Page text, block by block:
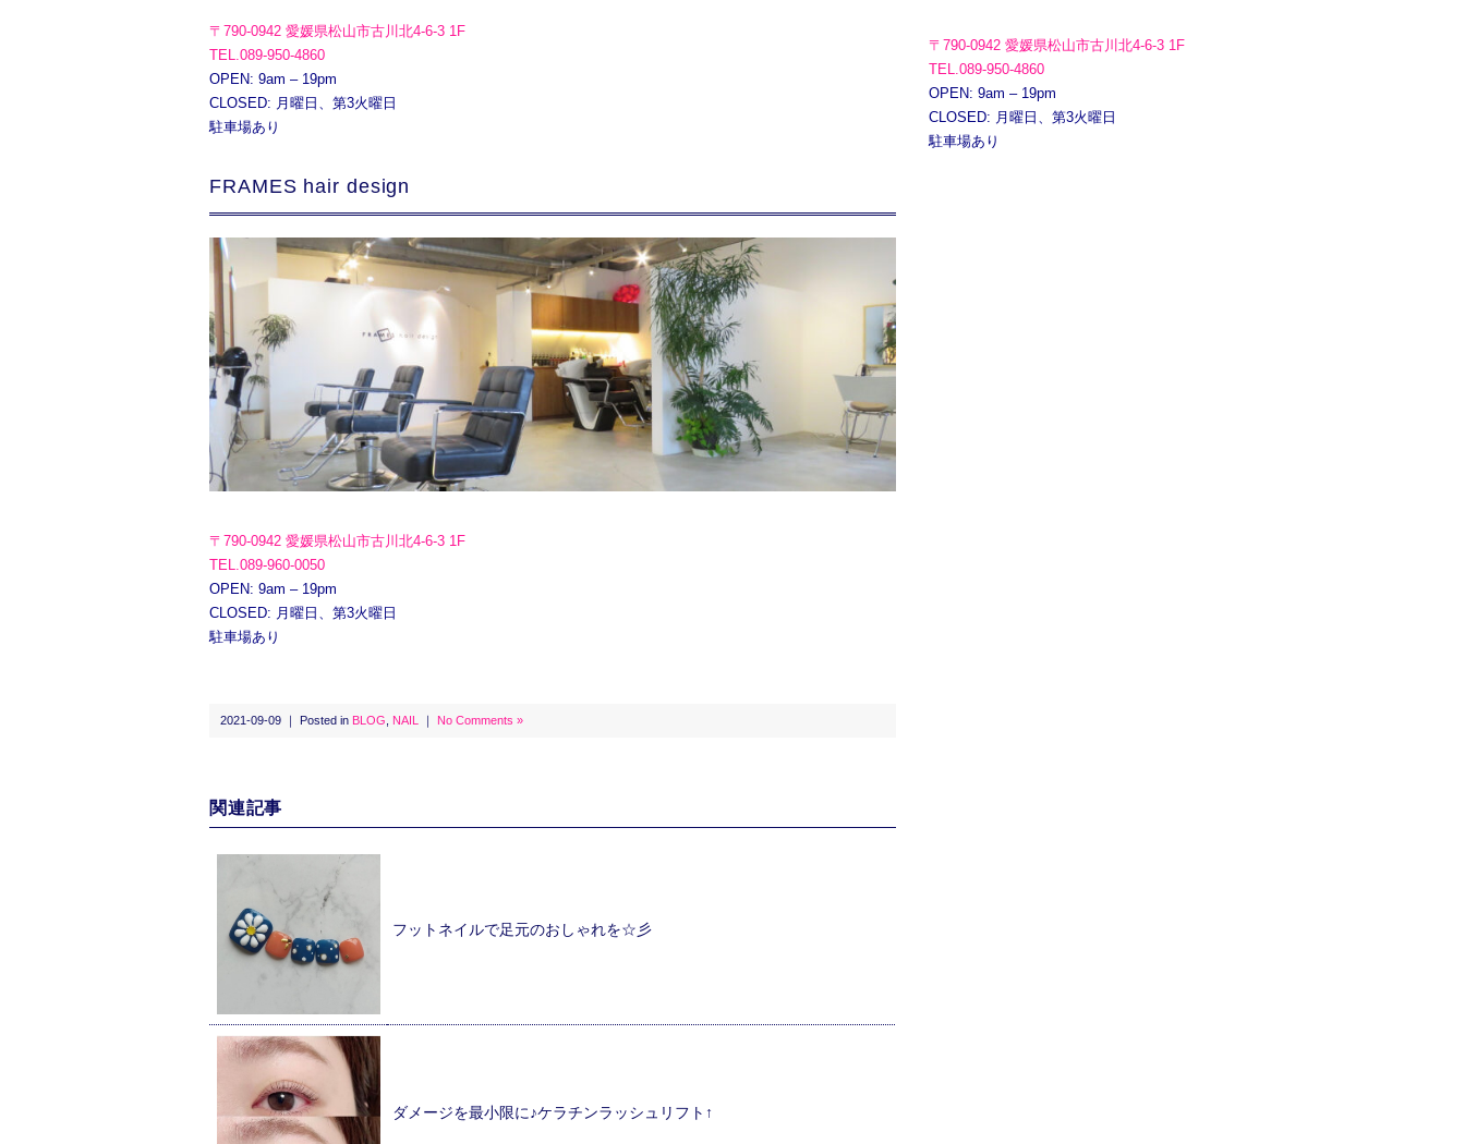
〒790-0942 愛媛県松山市古川北4-6-3 1F
TEL.089-950-4860
OPEN: 9am – 19pm
CLOSED: 月曜日、第3火曜日
駐車場あり
FRAMES hair design
〒790-0942 愛媛県松山市古川北4-6-3 1F
TEL.089-960-0050
OPEN: 9am – 19pm
CLOSED: 月曜日、第3火曜日
駐車場あり
2021-09-09 ｜ Posted in BLOG NAIL ｜ No Comments »
関連記事
フットネイルで足元のおしゃれを☆彡
ダメージを最小限に♪ケラチンラッシュリフト↑
〒790-0942 愛媛県松山市古川北4-6-3 1F
TEL.089-950-4860
OPEN: 9am – 19pm
CLOSED: 月曜日、第3火曜日
駐車場あり